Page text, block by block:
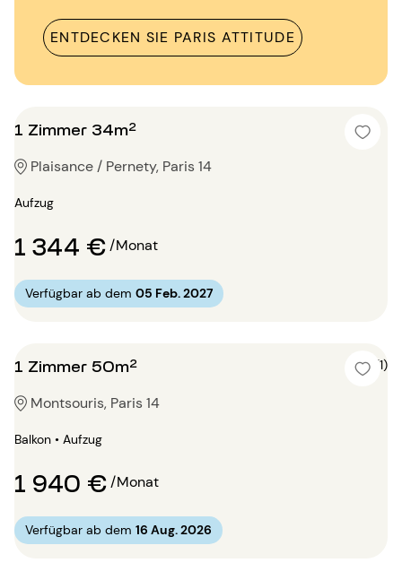
ENTDECKEN SIE PARIS ATTITUDE
1 Zimmer 34m²
Plaisance / Pernety, Paris 14
Aufzug
1 344 €/Monat
Verfügbar ab dem 05 Feb. 2027
1 Zimmer 50m² 4 (1)
Montsouris, Paris 14
Balkon • Aufzug
1 940 €/Monat
Verfügbar ab dem 16 Aug. 2026